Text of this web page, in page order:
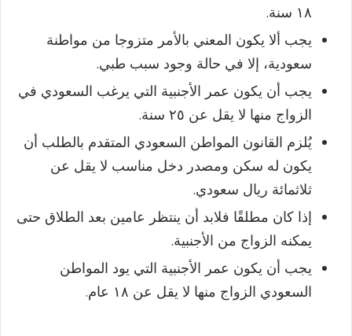
١٨ سنة.
يجب ألا يكون المعني بالأمر متزوجا من مواطنة
سعودية، إلا في حالة وجود سبب طبي.
يجب أن يكون عمر الأجنبية التي يرغب السعودي في
الزواج منها لا يقل عن ٢٥ سنة.
يُلزم القانون المواطن السعودي المتقدم بالطلب أن
يكون له سكن ومصدر دخل مناسب لا يقل عن
ثلاثمائة ريال سعودي.
إذا كان مطلقًا فلابد أن ينتظر عامين بعد الطلاق حتى
يمكنه الزواج من الأجنبية.
يجب أن يكون عمر الأجنبية التي يود المواطن
السعودي الزواج منها لا يقل عن ١٨ عام.